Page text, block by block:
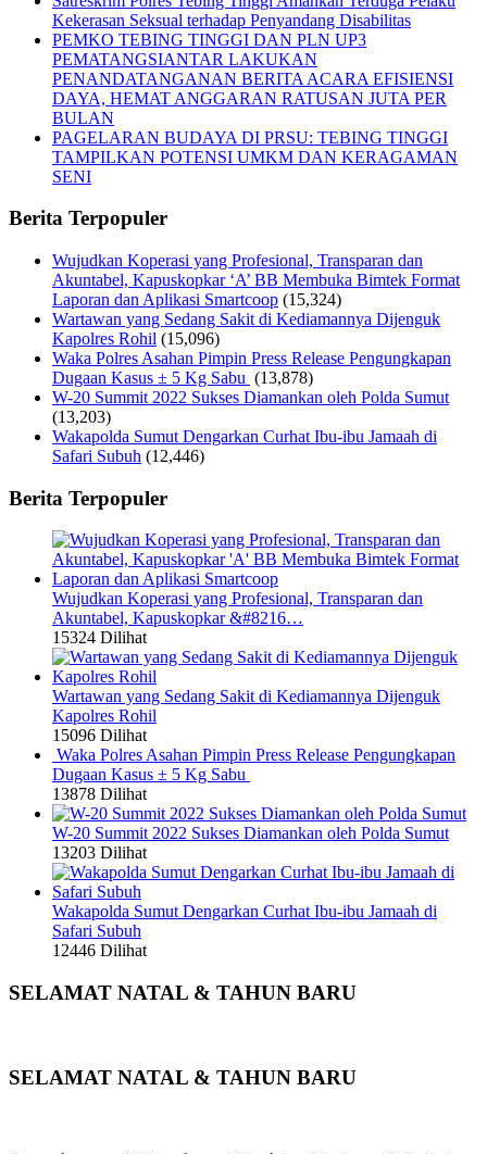
Kekerasan Seksual terhadap Penyandang Disabilitas
PEMKO TEBING TINGGI DAN PLN UP3
PEMATANGSIANTAR LAKUKAN
PENANDATANGANAN BERITA ACARA EFISIENSI
DAYA, HEMAT ANGGARAN RATUSAN JUTA PER
BULAN
PAGELARAN BUDAYA DI PRSU: TEBING TINGGI
TAMPILKAN POTENSI UMKM DAN KERAGAMAN
SENI
Berita Terpopuler
Wujudkan Koperasi yang Profesional, Transparan dan
Akuntabel, Kapuskopkar ‘A’ BB Membuka Bimtek Format
Laporan dan Aplikasi Smartcoop (15,324)
Wartawan yang Sedang Sakit di Kediamannya Dijenguk
Kapolres Rohil (15,096)
Waka Polres Asahan Pimpin Press Release Pengungkapan
Dugaan Kasus ± 5 Kg Sabu (13,878)
W-20 Summit 2022 Sukses Diamankan oleh Polda Sumut
(13,203)
Wakapolda Sumut Dengarkan Curhat Ibu-ibu Jamaah di
Safari Subuh (12,446)
Berita Terpopuler
Wujudkan Koperasi yang Profesional, Transparan dan
Akuntabel, Kapuskopkar &#8216…
15324 Dilihat
Wartawan yang Sedang Sakit di Kediamannya Dijenguk
Kapolres Rohil
15096 Dilihat
Waka Polres Asahan Pimpin Press Release Pengungkapan
Dugaan Kasus ± 5 Kg Sabu
13878 Dilihat
W-20 Summit 2022 Sukses Diamankan oleh Polda Sumut
13203 Dilihat
Wakapolda Sumut Dengarkan Curhat Ibu-ibu Jamaah di
Safari Subuh
12446 Dilihat
SELAMAT NATAL & TAHUN BARU
SELAMAT NATAL & TAHUN BARU